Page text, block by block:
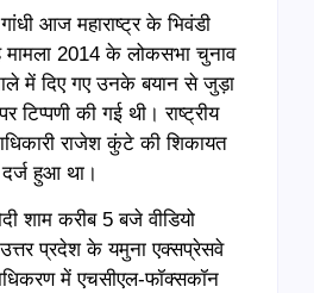
आज महाराष्ट्र के भिवंडी
मामला 2014 के लोकसभा चुनाव
में दिए गए उनके बयान से जुड़ा
की गई थी। राष्ट्रीय
राजेश कुंटे की शिकायत
हुआ था।
शाम करीब 5 बजे वीडियो
प्रदेश के यमुना एक्सप्रेसवे
में एचसीएल-फॉक्सकॉन